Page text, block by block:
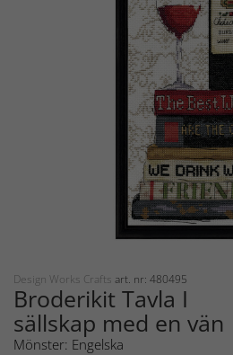
Design Works Crafts art. nr: 480495
Broderikit Tavla I
sällskap med en vän
Mönster: Engelska